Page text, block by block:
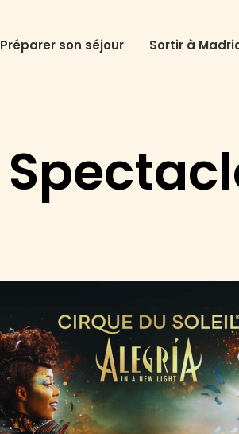
Préparer son séjour Sortir à